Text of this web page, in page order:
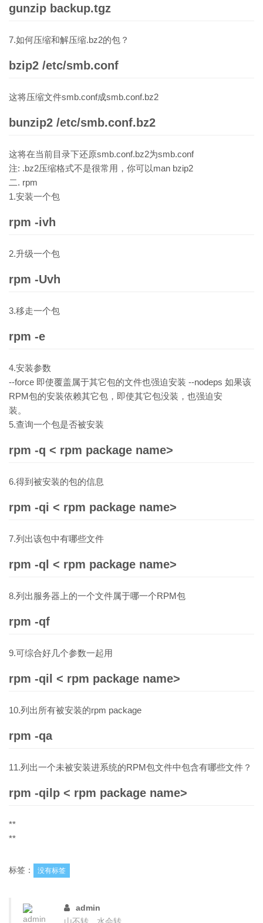
gunzip backup.tgz
7.如何压缩和解压缩.bz2的包？
bzip2 /etc/smb.conf
这将压缩文件smb.conf成smb.conf.bz2
bunzip2 /etc/smb.conf.bz2
这将在当前目录下还原smb.conf.bz2为smb.conf
注: .bz2压缩格式不是很常用，你可以man bzip2
二. rpm
1.安装一个包
rpm -ivh
2.升级一个包
rpm -Uvh
3.移走一个包
rpm -e
4.安装参数
--force 即使覆盖属于其它包的文件也强迫安装 --nodeps 如果该
RPM包的安装依赖其它包，即使其它包没装，也强迫安
装。
5.查询一个包是否被安装
rpm -q < rpm package name>
6.得到被安装的包的信息
rpm -qi < rpm package name>
7.列出该包中有哪些文件
rpm -ql < rpm package name>
8.列出服务器上的一个文件属于哪一个RPM包
rpm -qf
9.可综合好几个参数一起用
rpm -qil < rpm package name>
10.列出所有被安装的rpm package
rpm -qa
11.列出一个未被安装进系统的RPM包文件中包含有哪些文件？
rpm -qilp < rpm package name>
**
**
标签： 没有标签
admin